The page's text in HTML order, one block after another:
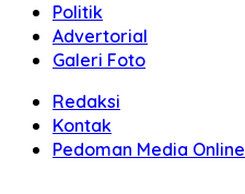
Politik
Advertorial
Galeri Foto
Redaksi
Kontak
Pedoman Media Online